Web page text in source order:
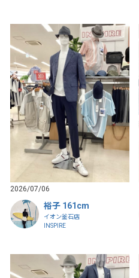
2026/07/06
裕子 161cm
イオン釜石店
INSPIRE